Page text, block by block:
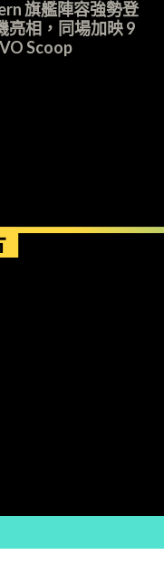
旗艦陣容強勢登
亮相，同場加映 9
Scoop